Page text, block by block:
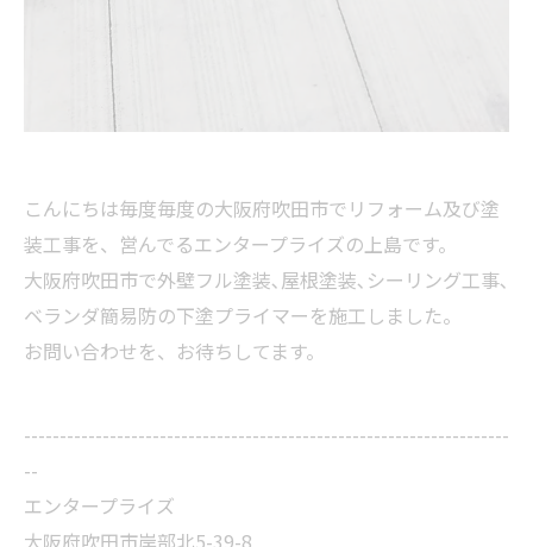
こんにちは毎度毎度の大阪府吹田市でリフォーム及び塗
装工事を、営んでるエンタープライズの上島です。
大阪府吹田市で外壁フル塗装､屋根塗装､シーリング工事､
ベランダ簡易防の下塗プライマーを施工しました。
お問い合わせを、お待ちしてます。
--------------------------------------------------------------------
--
エンタープライズ
大阪府吹田市岸部北5-39-8